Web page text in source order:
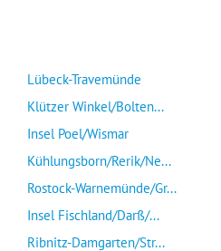
Lübeck-Travemünde
Klützer Winkel/Bolten...
Insel Poel/Wismar
Kühlungsborn/Rerik/Ne...
Rostock-Warnemünde/Gr...
Insel Fischland/Darß/...
Ribnitz-Damgarten/Str...